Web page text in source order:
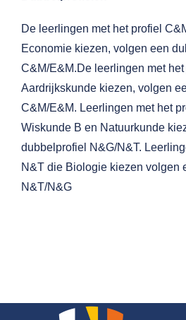
De leerlingen met het profiel
Economie kiezen, volgen een
C&M/E&M.De leerlingen met
Aardrijkskunde kiezen, volgen
C&M/E&M. Leerlingen met het
Wiskunde B en Natuurkunde
dubbelprofiel N&G/N&T.
N&T die Biologie kiezen volgen
N&T/N&G